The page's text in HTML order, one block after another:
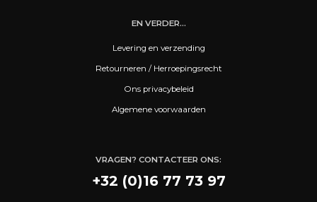
EN VERDER...
Levering en verzending
Retourneren / Herroepingsrecht
Ons privacybeleid
Algemene voorwaarden
VRAGEN? CONTACTEER ONS:
+32 (0)16 77 73 97